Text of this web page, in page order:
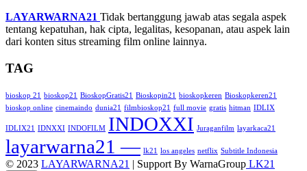
LAYARWARNA21 Tidak bertanggung jawab atas segala aspek
tentang kepatuhan, hak cipta, legalitas, kesopanan, atau aspek lain
dari konten situs streaming film online lainnya.
TAG
bioskop 21 bioskop21 BioskopGratis21 Bioskopin21 bioskopkeren Bioskopkeren21
bioskop online cinemaindo dunia21 filmbioskop21 full movie gratis hitman IDLIX
IDLIX21 IDNXXI INDOFILM INDOXXI Juraganfilm layarkaca21
layarwarna21 — lk21 los angeles netflix Subtitle Indonesia
© 2023 LAYARWARNA21 | Support By WarnaGroup LK21